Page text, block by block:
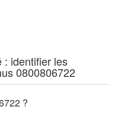
: identifier les
0800806722
?